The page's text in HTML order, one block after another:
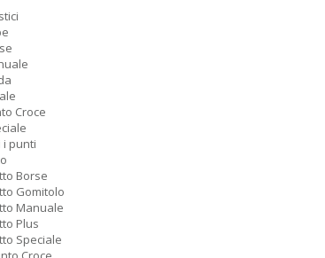
Croce
i punti
Borse
Gomitolo
Manuale
Plus
Speciale